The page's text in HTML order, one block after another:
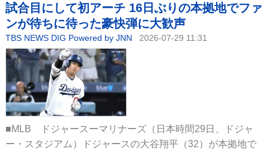
試合目にして初アーチ 16日ぶりの本拠地でファ
ンが待ちに待った豪快弾に大歓声
TBS NEWS DIG Powered by JNN 2026-07-29 11:31
■MLB ドジャースーマリナーズ（日本時間29日、ドジャ
ー・スタジアム）ドジャースの大谷翔平（32）が本拠地で